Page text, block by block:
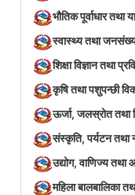
भौतिक पूर्वाधार तथा
स्वास्थ्य तथा
शिक्षा विज्ञान तथा
कृषि तथा पशुपन्छी
ऊर्जा, जलस्रोत तथा
संस्कृति, पर्यटन तथा
उद्योग, वाणिज्य तथा
महिला बालबालिका